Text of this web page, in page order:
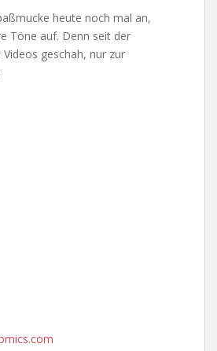
heute noch mal an,
Töne auf. Denn seit der
geschah, nur zur